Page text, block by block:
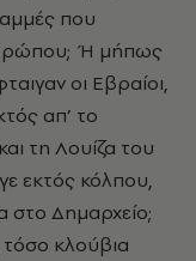
που
Ή μήπως
οι Εβραίοι,
απ’ το
τη Λουίζα του
εκτός κόλπου,
στο Δημαρχείο;
κλούβια